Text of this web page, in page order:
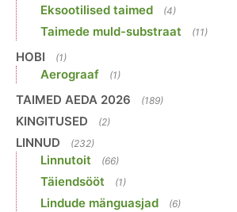
Eksootilised taimed (4)
Taimede muld-substraat (11)
HOBI (1)
Aerograaf (1)
TAIMED AEDA 2026 (189)
KINGITUSED (2)
LINNUD (232)
Linnutoit (66)
Täiendsööt (1)
Lindude mänguasjad (6)